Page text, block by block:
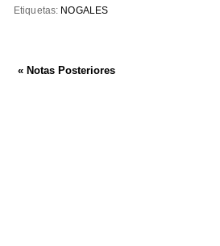
Etiquetas: NOGALES
« Notas Posteriores